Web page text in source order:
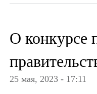
О конкурсе
25 мая, 2023 - 17:11